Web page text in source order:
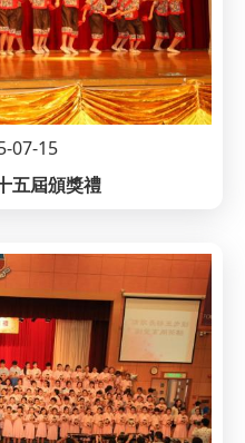
07-15
五屆頒獎禮